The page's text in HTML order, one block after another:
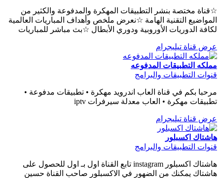
☆قناة مختصة بنشر التطبيقات المهكرة والمدفوعة والكثير من
المواضيع التقنية الهامة ☆نعرض ملخص وأهداف المباريات العالمية
لكافة الدوريات الأوروبية ودوري الأبطال ☆بث مباشر للمباريات
عرض قناة تيليجرام
مملكه التطبيقات المدفوعه
قنوات التطبيقات والبرامج
مرحبا بكم في قناة العاب اندرويد مهكرة • تطبيقات مدفوعة •
تطبيقات مهكرة • العاب معدلة سيرفرات iptv
عرض قناة تيليجرام
هاشتاك اكسبلور
قنوات التطبيقات والبرامج
هاشتاك اكسبلور instagram تابع القناة اول بـ اول للحصول على
هاشتاك يمكنك من الضهور في الاكسبلور صاحب القناة حسين